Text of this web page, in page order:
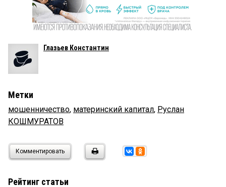
Глазьев Константин
Метки
мошенничество, материнский капитал, Руслан
КОШМУРАТОВ
Комментировать
Рейтинг статьи